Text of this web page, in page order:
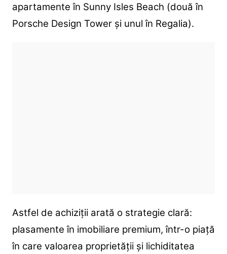
apartamente în Sunny Isles Beach (două în
Porsche Design Tower și unul în Regalia).
Astfel de achiziții arată o strategie clară:
plasamente în imobiliare premium, într-o piață
în care valoarea proprietății și lichiditatea